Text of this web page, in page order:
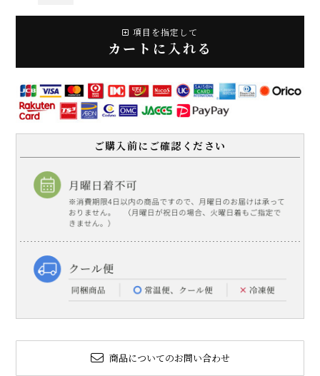
項目を指定して
カートに入れる
ご購入前にご確認ください
商品についてのお問い合わせ